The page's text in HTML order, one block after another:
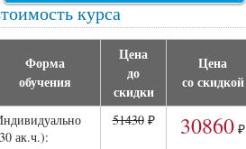
Я даюсогласие на обработку своих
персональных данных (телефон) с
целью обработки моей заявки. Я
ознакомлен(а) с моим правом
отозвать данное согласие в любой
момент
Принимаюполитику
конфиденциальности.
курса
Форма
обучения
Цена
до
скидки
Цена
со скидкой
ак.ч.):
51430₽ 30860 ₽